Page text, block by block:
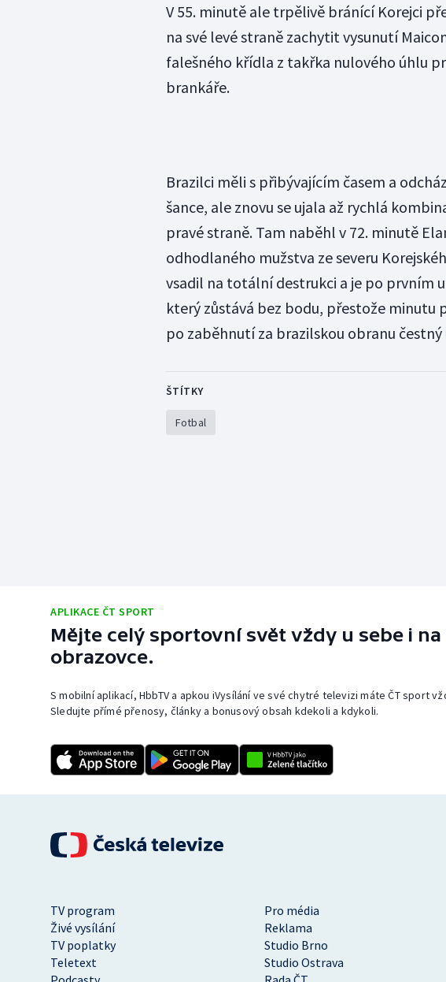
V 55. minutě ale trpělivě bránící Korejci
na své levé straně zachytit vysunutí
falešného křídla z takřka nulového úhlu
brankáře.
Brazilci měli s přibývajícím časem a
šance, ale znovu se ujala až rychlá
pravé straně. Tam naběhl v 72. minutě
odhodlaného mužstva ze severu
vsadil na totální destrukci a je po prvním
který zůstává bez bodu, přestože minutu
po zaběhnutí za brazilskou obranu čestný
ŠTÍTKY
Fotbal
APLIKACE ČT SPORT
Mějte celý sportovní svět vždy u sebe i na
obrazovce.
S mobilní aplikací, HbbTV a apkou iVysílání ve své chytré televizi máte ČT sport
Sledujte přímé přenosy, články a bonusový obsah kdekoli a kdykoli.
TV program
Pro média
Živé vysílání
Reklama
TV poplatky
Studio Brno
Teletext
Studio Ostrava